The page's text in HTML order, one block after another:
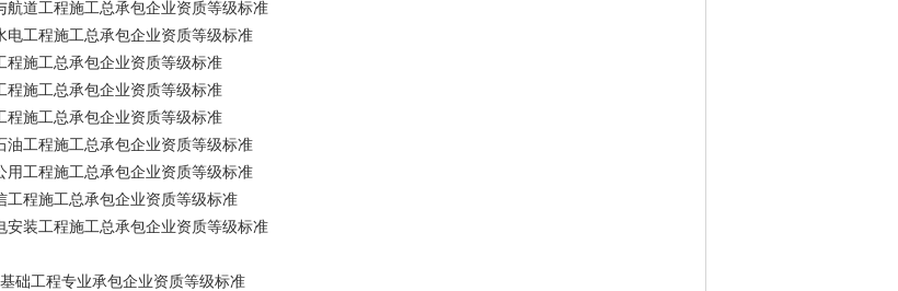
道工程施工总承包企业资质等级标准
工程施工总承包企业资质等级标准
施工总承包企业资质等级标准
施工总承包企业资质等级标准
施工总承包企业资质等级标准
工程施工总承包企业资质等级标准
工程施工总承包企业资质等级标准
程施工总承包企业资质等级标准
装工程施工总承包企业资质等级标准
础工程专业承包企业资质等级标准